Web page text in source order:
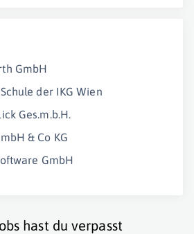
GmbH
der IKG Wien
Ges.m.b.H.
& Co KG
GmbH
hast du verpasst